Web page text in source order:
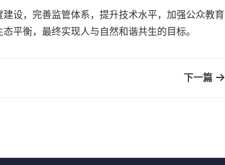
设，完善监管体系，提升技术水平，加强公众教育
平衡，最终实现人与自然和谐共生的目标。
下一篇